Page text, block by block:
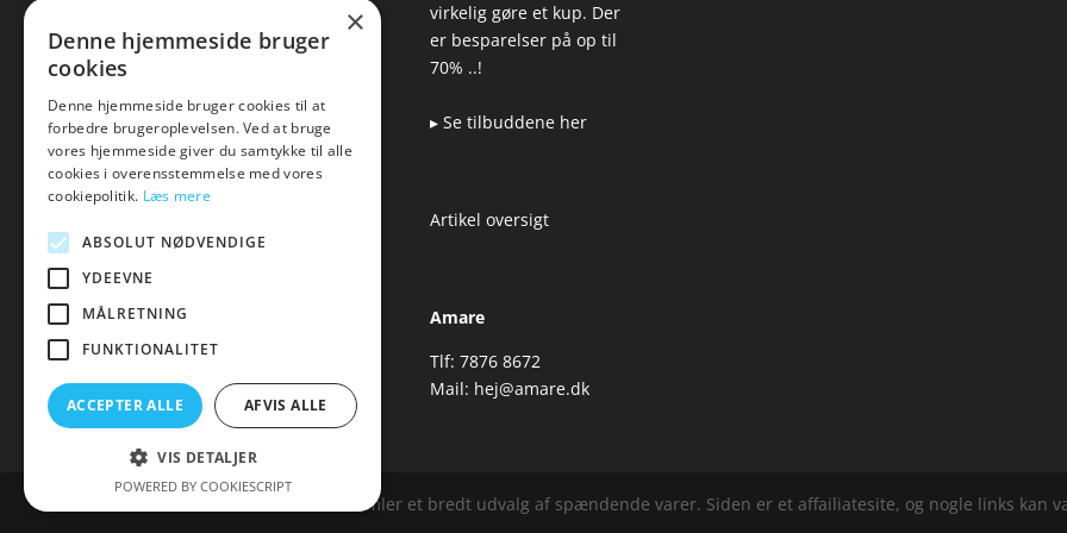
▸ Returnering
Blog
Pris, kvalitet & sexlegetøj
– hvordan hænger det
sammen?
virkelig gøre et kup. Der
er besparelser på op til
70% ..!
▸ Se tilbuddene her
Artikel oversigt
Amare
Tlf: 7876 8672
Mail: hej@amare.dk
Amare.dk er siden, der samler et bredt udvalg af spændende varer. Siden er et affailiatesite, og nogle links kan
×
Denne hjemmeside bruger
cookies
Denne hjemmeside bruger cookies til at
forbedre brugeroplevelsen. Ved at bruge
vores hjemmeside giver du samtykke til alle
cookies i overensstemmelse med vores
cookiepolitik. Læs mere
ABSOLUT NØDVENDIGE
YDEEVNE
MÅLRETNING
FUNKTIONALITET
ACCEPTER ALLE AFVIS ALLE
VIS DETALJER
POWERED BY COOKIESCRIPT